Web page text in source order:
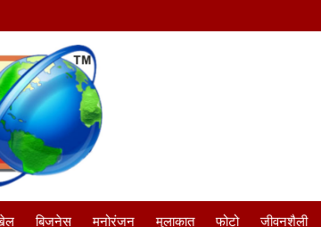
बिजनेस मनोरंजन मुलाकात फोटो जीवनशैली